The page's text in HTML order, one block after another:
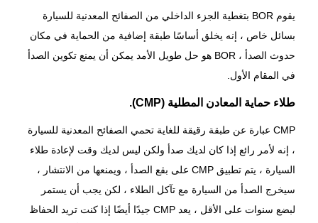
يقوم BOR بتغطية الجزء الداخلي من الصفائح المعدنية للسيارة
بسائل خاص ، إنه يخلق أساسًا طبقة إضافية من الحماية في مكان
حدوث الصدأ ، BOR هو حل طويل الأمد يمكن أن يمنع تكوين الصدأ
في المقام الأول.
طلاء حماية المعادن المطلية (CMP).
CMP عبارة عن طبقة رقيقة للغاية تحمي الصفائح المعدنية للسيارة
، إنه لأمر رائع إذا كان لديك صدأ ولكن ليس لديك وقت لإعادة طلاء
السيارة ، يتم تطبيق CMP على بقع الصدأ ، ويمنعها من الانتشار ،
سيخرج الصدأ من السيارة مع تآكل الطلاء ، لكن يجب أن يستمر
لبضع سنوات على الأقل ، يعد CMP جيدًا أيضًا إذا كنت تريد الحفاظ